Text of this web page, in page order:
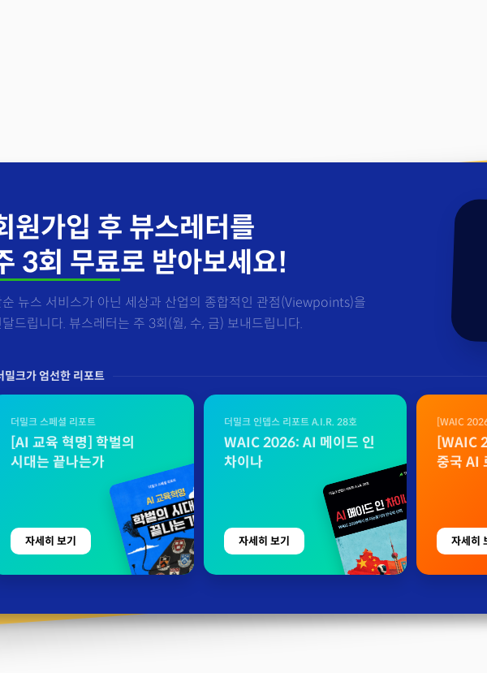
원가입 후 뷰스레터를
3회 무료로 받아보세요!
순 뉴스 서비스가 아닌 세상과 산업의 종합적인 관점(Viewpoints)을
달드립니다. 뷰스레터는 주 3회(월, 수, 금) 보내드립니다.
밀크가 엄선한 리포트
더밀크 스페셜 리포트
[AI 교육 혁명] 학벌의
시대는 끝나는가
자세히 보기
더밀크 인뎁스 리포트 A.I.R. 28호
WAIC 2026: AI 메이드 인
차이나
자세히 보기
[WAIC
자료
[WAIC
중국 AI
자세히